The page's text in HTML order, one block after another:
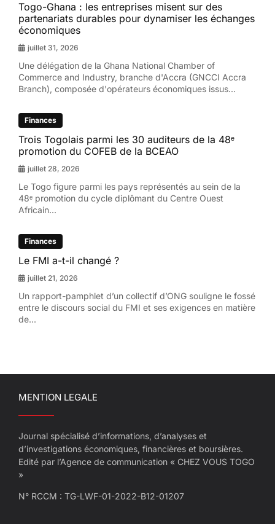
Togo-Ghana : les entreprises misent sur des
partenariats durables pour dynamiser les échanges
économiques
juillet 31, 2026
Une délégation de la Ghana National Chamber of
Commerce and Industry, branche d'Accra (GNCCI Accra
Branch), composée d'opérateurs économiques issus...
Finances
Trois Togolais parmi les 30 auditeurs de la 48ᵉ
promotion du COFEB de la BCEAO
juillet 28, 2026
Le Togo figure parmi les pays représentés au sein de la
48ᵉ promotion du cycle diplômant du Centre Ouest
Africain...
Finances
Le FMI a-t-il changé ?
juillet 21, 2026
Un rapport-pamphlet d’un collectif d’ONG souligne le fossé
entre le discours social du FMI et ses exigences en matière
de...
MENTION LEGALE
Journal spécialisé d’informations, d’analyses et
d’investigations économiques, financières et boursières.
Edité par l’Agence de communication « CHEZ VOUS TOGO
»
N° RCCM : TG-LWF-01-2022-B12-01207